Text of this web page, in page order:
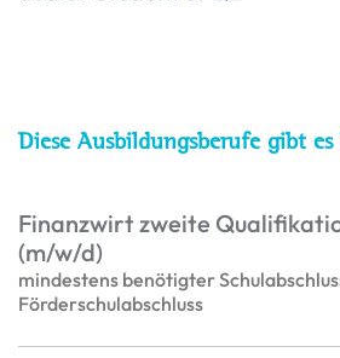
Diese Ausbildungsberufe gibt
Finanzwirt zweite
(m/w/d)
mindestens benötigter
Förderschulabschluss